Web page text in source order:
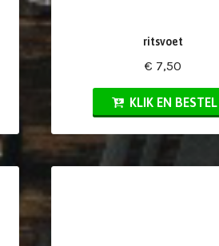
ritsvoet
€ 7,50
KLIK EN BESTEL